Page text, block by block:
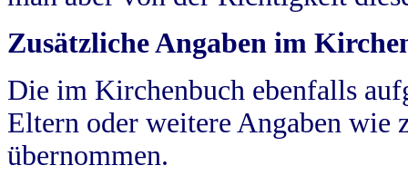
Zusätzliche Angaben im
Die im Kirchenbuch ebenfalls
Eltern oder weitere Angaben wie
übernommen.